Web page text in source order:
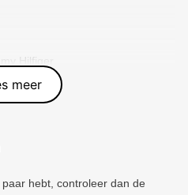
Hilfiger
meer
hebt, controleer dan de